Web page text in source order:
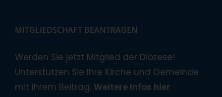
MITGLIEDSCHAFT BEANTRAGEN
Werden Sie jetzt Mitglied der Diözese!
Unterstützen Sie Ihre Kirche und Gemeinde
mit Ihrem Beitrag. Weitere Infos hier